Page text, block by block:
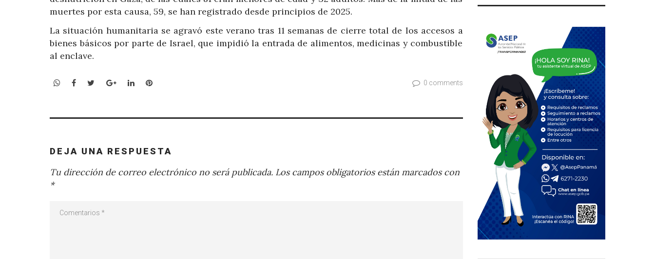
muertes por esta causa, 59, se han registrado desde principios de 2025.
La situación humanitaria se agravó este verano tras 11 semanas de cierre total de los accesos a
bienes básicos por parte de Israel, que impidió la entrada de alimentos, medicinas y combustible
al enclave.
WhatsApp
Facebook
TwitterGoogle+LinkedInPinterest 0 comments
DEJA UNA RESPUESTA
Tu dirección de correo electrónico no será publicada. Los campos obligatorios están marcados con
*